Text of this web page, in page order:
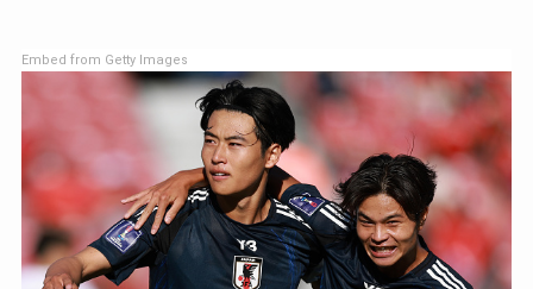
Embed from Getty Images